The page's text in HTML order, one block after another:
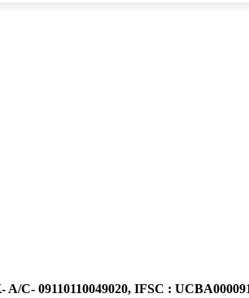
C- 09110110049020, IFSC :